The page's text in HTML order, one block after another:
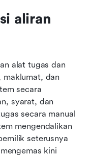
aliran
alat tugas dan
maklumat, dan
secara
syarat, dan
secara manual
mengendalikan
seterusnya
kini